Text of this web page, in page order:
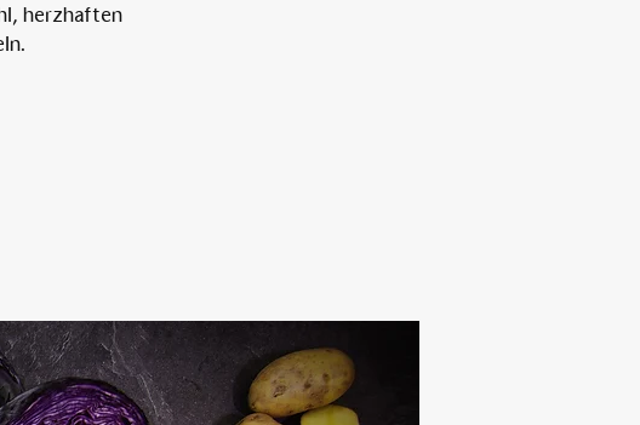
Alten
herzhaften